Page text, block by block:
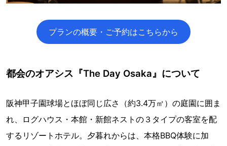
プランの概要・ご予約はこちらから
都会のオアシス『The Day Osaka』について
阪神甲子園球場とほぼ同じ広さ（約3.4万㎡）の庭園に囲ま
れ、ログハウス・本館・新館ネストの３タイプの客室を配
するリゾートホテル。夕暮れからは、本格BBQ体験に加